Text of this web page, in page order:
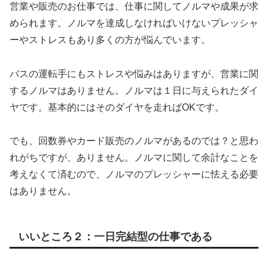
営業や販売のお仕事では、仕事に関してノルマや成果が求
められます。ノルマを達成しなければいけないプレッシャ
ーやストレスもあり多くの方が悩んでいます。
バスの運転手にもストレスや悩みはありますが、営業に関
するノルマはありません。ノルマは１日に与えられたダイ
ヤです。基本的にはそのダイヤを走ればOKです。
でも、回数券やカード販売のノルマがあるのでは？と思わ
れがちですが、ありません。ノルマに関して余計なことを
考えなくて済むので、ノルマのプレッシャーに怯える必要
はありません。
いいところ２：一日完結型の仕事である